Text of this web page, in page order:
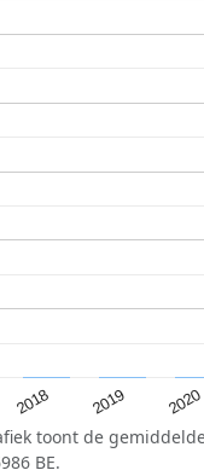
2018 2019 2020
toont de
BE.